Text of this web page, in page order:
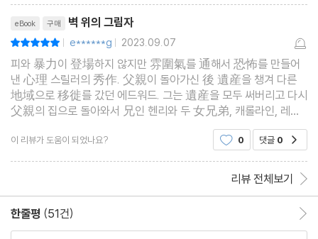
eBook 구매 벽 위의 그림자
| e******g | 2023.09.07
피와 暴力이 登場하지 않지만 雰圍氣를 通해서 恐怖를 만들어
낸 心理 스릴러의 秀作. 父親이 돌아가신 後 遺産을 챙겨 다른
地域으로 移徙를 갔던 에드워드. 그는 遺産을 모두 써버리고 다시
父親의 집으로 돌아와서 兄인 헨리와 두 女兄弟, 캐롤라인, 레베
카와 살고 있다. 어느 밤 平素 사이가 좋지 않았던 헨리와 에드워드
가 書齋에서 激한 다툼을 벌이고, 다음날 에드워드가 죽은 채
이 리뷰가 도움이 되었나요? 0 댓글 0
리뷰 전체보기
한줄평 (51건)